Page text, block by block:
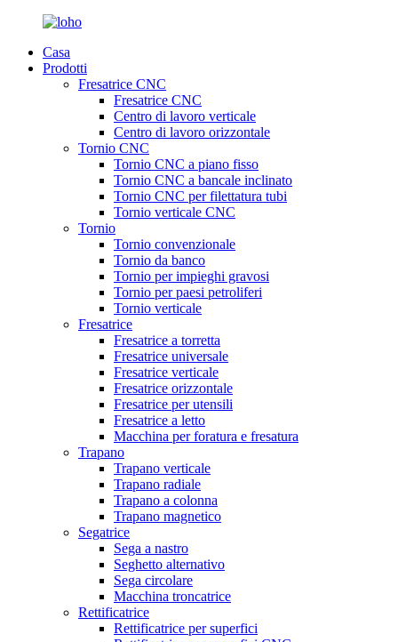
Casa
Prodotti
Fresatrice CNC
Fresatrice CNC
Centro di lavoro verticale
Centro di lavoro orizzontale
Tornio CNC
Tornio CNC a piano fisso
Tornio CNC a bancale inclinato
Tornio CNC per filettatura tubi
Tornio verticale CNC
Tornio
Tornio convenzionale
Tornio da banco
Tornio per impieghi gravosi
Tornio per paesi petroliferi
Tornio verticale
Fresatrice
Fresatrice a torretta
Fresatrice universale
Fresatrice verticale
Fresatrice orizzontale
Fresatrice per utensili
Fresatrice a letto
Macchina per foratura e fresatura
Trapano
Trapano verticale
Trapano radiale
Trapano a colonna
Trapano magnetico
Segatrice
Sega a nastro
Seghetto alternativo
Sega circolare
Macchina troncatrice
Rettificatrice
Rettificatrice per superfici